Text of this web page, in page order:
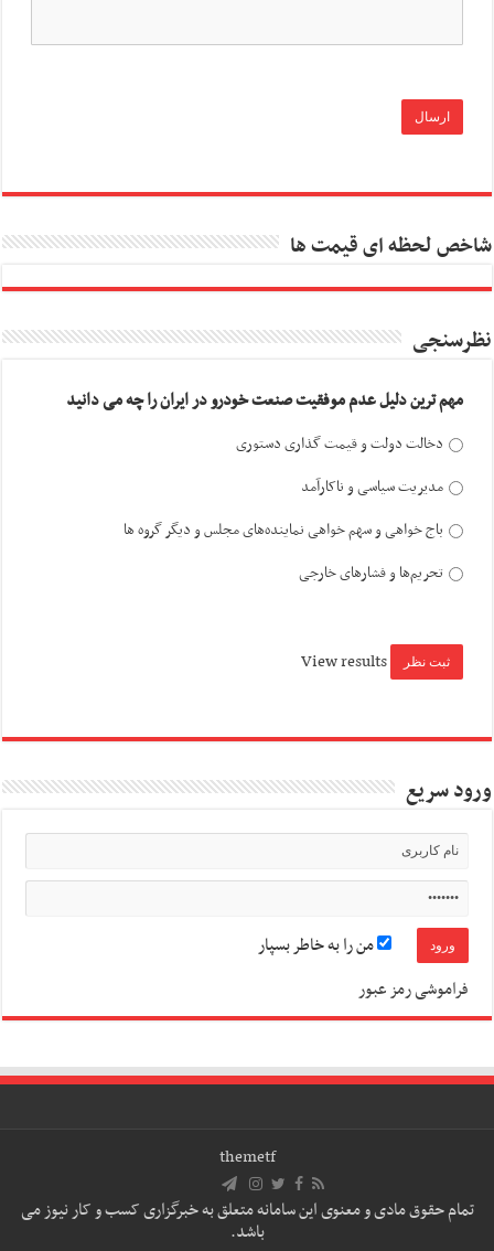
شاخص لحظه ای قیمت ها
نظرسنجی
مهم ترین دلیل عدم موفقیت صنعت خودرو در ایران را چه می دانید
دخالت دولت و قیمت گذاری دستوری
مدیریت سیاسی و ناکارآمد
باج خواهی و سهم خواهی نماینده‌های مجلس و دیگر گروه ها
تحریم‌ها و فشارهای خارجی
View results
ورود سریع
من را به خاطر بسپار
فراموشی رمز عبور
themetf
تمام حقوق مادی و معنوی این سامانه متعلق به خبرگزاری کسب و کار نیوز می
باشد.